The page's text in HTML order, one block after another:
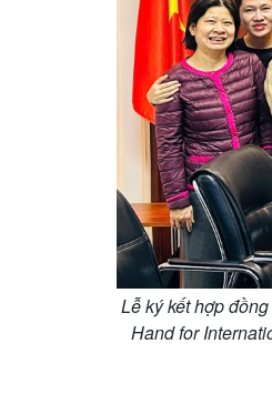
Lễ ký kết hợp
Hand for